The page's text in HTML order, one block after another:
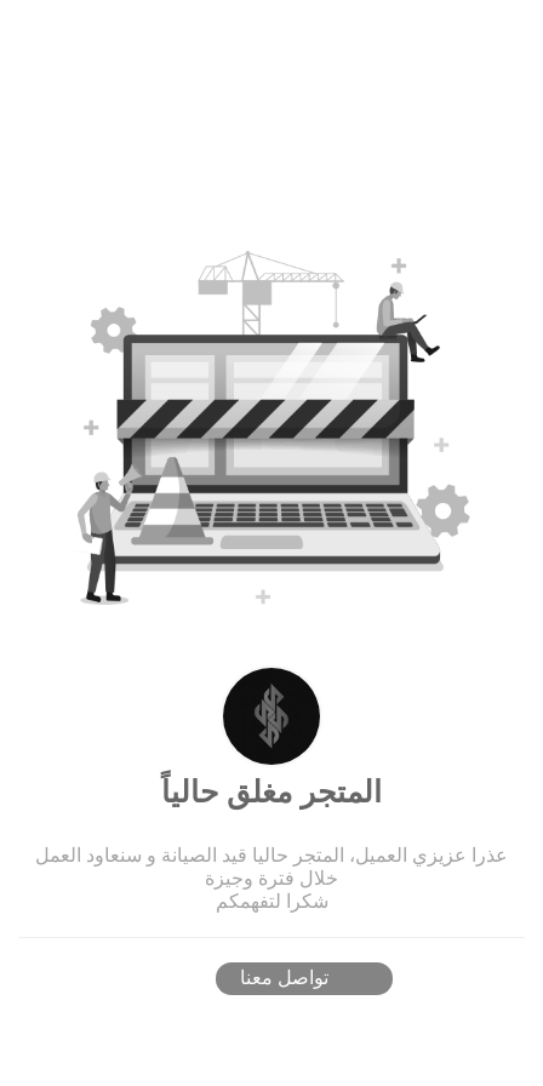
المتجر مغلق حالياً
عذرا عزيزي العميل، المتجر حاليا قيد الصيانة و سنعاود العمل
خلال فترة وجيزة
شكرا لتفهمكم
تواصل معنا